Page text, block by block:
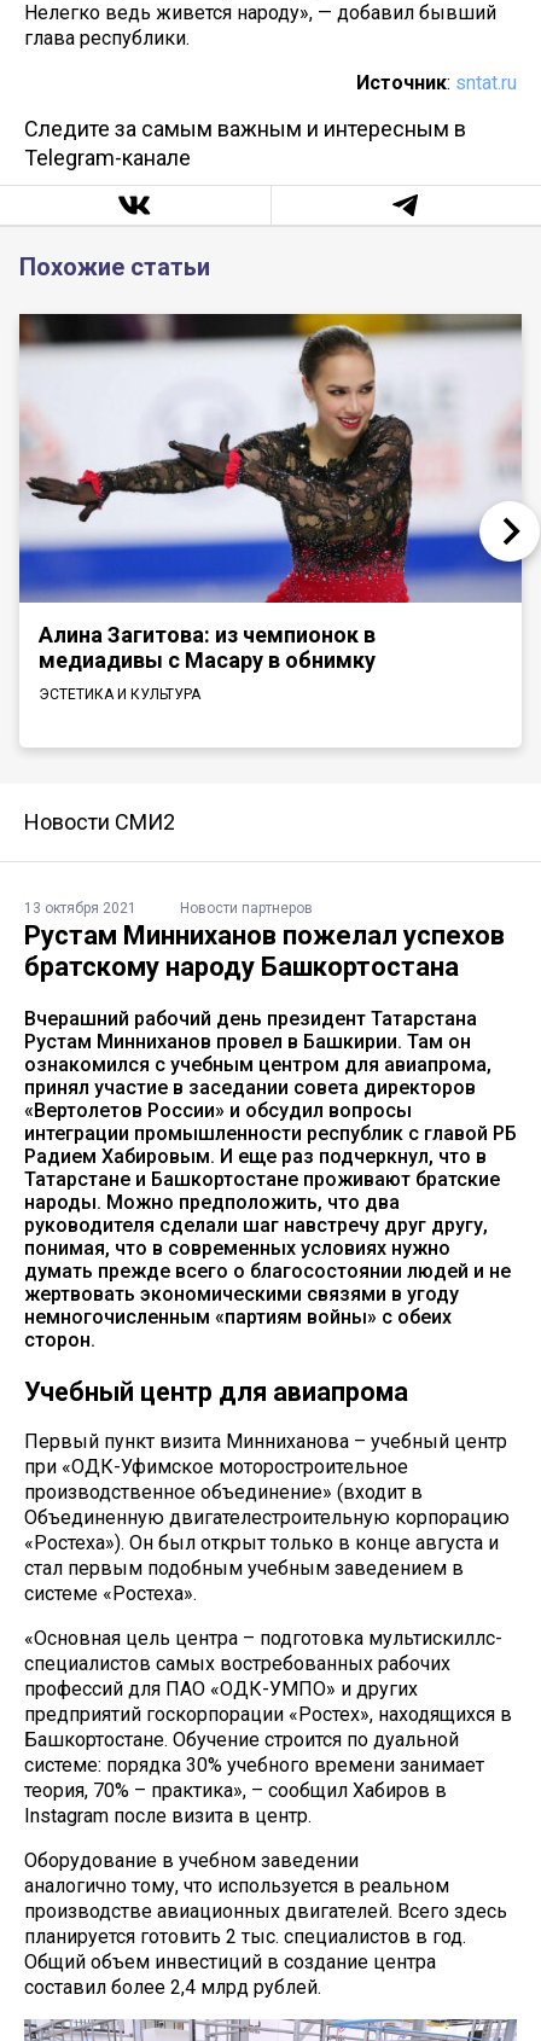
Нелегко ведь живется народу», — добавил бывший
глава республики.
Источник: sntat.ru
Следите за самым важным и интересным в
Telegram-канале
Похожие статьи
Алина Загитова: из чемпионок в
медиадивы с Масару в обнимку
ЭСТЕТИКА И КУЛЬТУРА
Новости СМИ2
13 октября 2021 Новости партнеров
Рустам Минниханов пожелал успехов
братскому народу Башкортостана
Вчерашний рабочий день президент Татарстана
Рустам Минниханов провел в Башкирии. Там он
ознакомился с учебным центром для авиапрома,
принял участие в заседании совета директоров
«Вертолетов России» и обсудил вопросы
интеграции промышленности республик с главой РБ
Радием Хабировым. И еще раз подчеркнул, что в
Татарстане и Башкортостане проживают братские
народы. Можно предположить, что два
руководителя сделали шаг навстречу друг другу,
понимая, что в современных условиях нужно
думать прежде всего о благосостоянии людей и не
жертвовать экономическими связями в угоду
немногочисленным «партиям войны» с обеих
сторон.
Учебный центр для авиапрома
Первый пункт визита Минниханова – учебный центр
при «ОДК-Уфимское моторостроительное
производственное объединение» (входит в
Объединенную двигателестроительную корпорацию
«Ростеха»). Он был открыт только в конце августа и
стал первым подобным учебным заведением в
системе «Ростеха».
«Основная цель центра – подготовка мультискиллс-
специалистов самых востребованных рабочих
профессий для ПАО «ОДК-УМПО» и других
предприятий госкорпорации «Ростех», находящихся в
Башкортостане. Обучение строится по дуальной
системе: порядка 30% учебного времени занимает
теория, 70% – практика», – сообщил Хабиров в
Instagram после визита в центр.
Оборудование в учебном заведении
аналогично тому, что используется в реальном
производстве авиационных двигателей. Всего здесь
планируется готовить 2 тыс. специалистов в год.
Общий объем инвестиций в создание центра
составил более 2,4 млрд рублей.